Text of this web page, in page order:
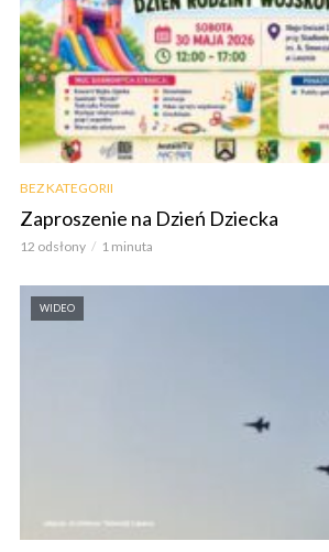
BEZ KATEGORII
Zaproszenie na Dzień Dziecka
12 odsłony 1 minuta
WIDEO